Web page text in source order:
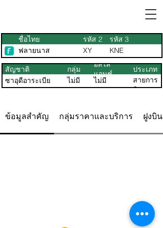
ชื่อไทย รหัส 2
รหัส 3
ฟลายนาส
XY KNE
สัญชาติ กลุ่ม
อัลไล
แอนซ์
ประเภท
ซาอุดีอาระเบีย
ไม่มี ไม่มี
สายการ
บิน
ข้อมูลสำคัญ กลุ่มราคาและบริการ ฝูงบิ